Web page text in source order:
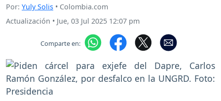
Por: Yuly Solis • Colombia.com
Actualización • Jue, 03 Jul 2025 12:07 pm
Comparte en: